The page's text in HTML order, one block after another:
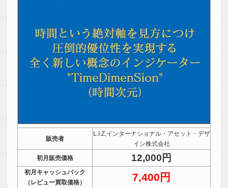
販売者
L.I.Z,インターナショナル・アセット・デザ
イン株式会社
初月販売価格
12,000円
初月キャッシュバック
（レビュー買取価格）
7,400円